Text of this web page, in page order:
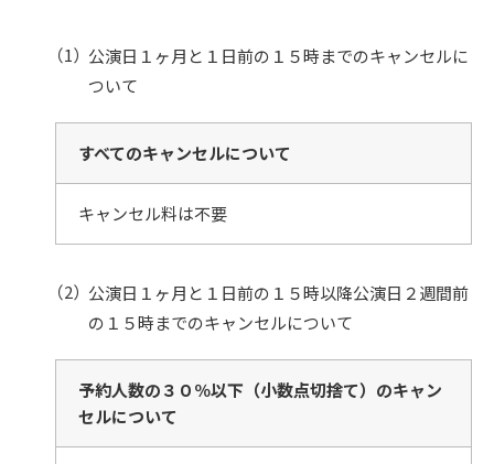
公演日１ヶ月と１日前の１５時までのキャンセルに
ついて
すべてのキャンセルについて
キャンセル料は不要
公演日１ヶ月と１日前の１５時以降公演日２週間前
の１５時までのキャンセルについて
予約人数の３０％以下（小数点切捨て）のキャン
セルについて